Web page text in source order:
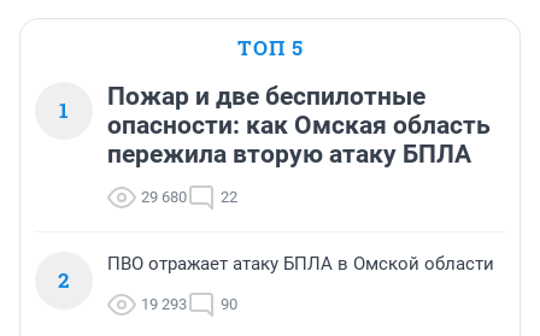
ТОП 5
1
Пожар и две беспилотные
опасности: как Омская область
пережила вторую атаку БПЛА
29 680 22
2
ПВО отражает атаку БПЛА в Омской области
19 293 90